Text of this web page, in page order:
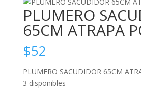
PLUMERO
65CM ATRAPA
$52
PLUMERO SACUDIDOR 65CM
3 disponibles